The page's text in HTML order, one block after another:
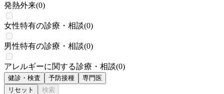
発熱外来(0)
女性特有の診療・相談(0)
男性特有の診療・相談(0)
アレルギーに関する診療・相談(0)
健診・検査 予防接種
専門医
リセット
検索